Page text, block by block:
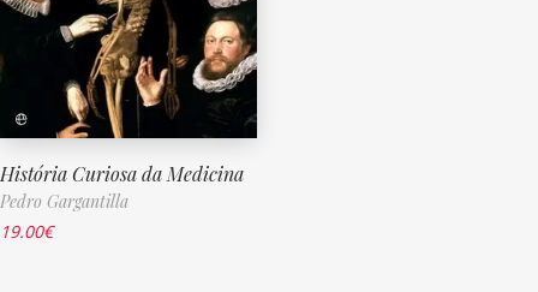
História Curiosa da Medicina
Pedro Gargantilla
19.00€